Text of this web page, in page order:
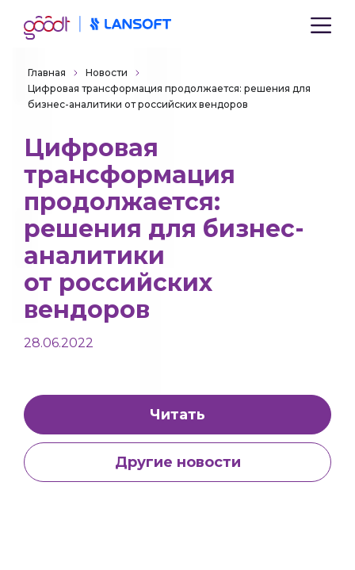
Главная
Новости
Цифровая трансформация продолжается: решения для
бизнес-аналитики от российских вендоров
Цифровая
трансформация
продолжается:
решения для бизнес-
аналитики
от российских
вендоров
28.06.2022
Читать
Другие новости